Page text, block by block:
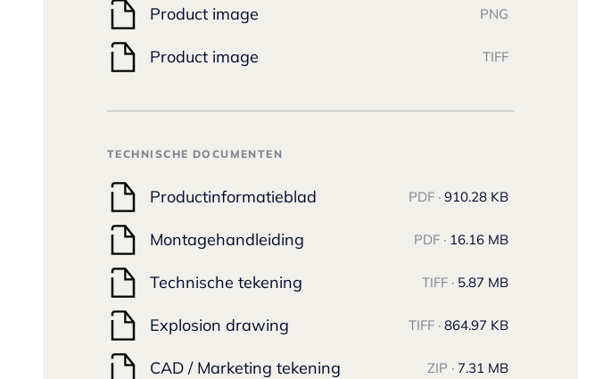
Product image PNG
Product image TIFF
TECHNISCHE DOCUMENTEN
Productinformatieblad PDF · 910.28 KB
Montagehandleiding PDF · 16.16 MB
Technische tekening TIFF · 5.87 MB
Explosion drawing TIFF · 864.97 KB
CAD / Marketing tekening ZIP · 7.31 MB